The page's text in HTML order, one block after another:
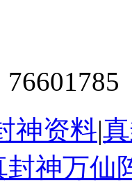
神资料|
封神万仙